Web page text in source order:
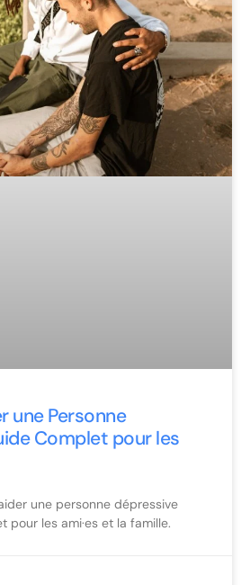
une Personne
Complet pour les
une personne dépressive
pour les ami·es et la famille.